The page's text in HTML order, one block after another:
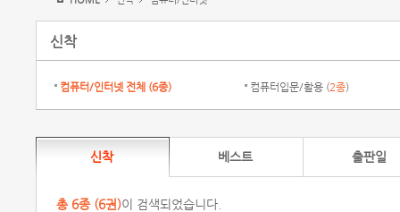
신착
컴퓨터/인터넷 전체 (6종) 컴퓨터입문/활용 (2종)
신착 베스트 출판일
총 6종 (6권)이 검색되었습니다.